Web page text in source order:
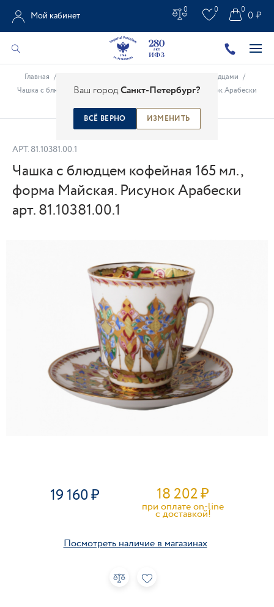
Ваш городСанкт-Петербург?
ВСЁ ВЕРНО ИЗМЕНИТЬ
Мой кабинет
0 0 0 ₽
0
Главная / Чашки с блюдцами /
Чашка с блюдцем кофейная 165 мл., форма Майская. Рисунок Арабески
АРТ. 81.10381.00.1
Чашка с блюдцем кофейная 165 мл.,
форма Майская. Рисунок Арабески
арт. 81.10381.00.1
19 160 18 202₽
при оплате on-line
c доставкой!
Посмотреть наличие в магазинах